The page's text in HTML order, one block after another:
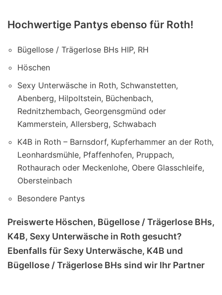
Hochwertige Pantys ebenso für Roth!
Bügellose / Trägerlose BHs HIP, RH
Höschen
Sexy Unterwäsche in Roth, Schwanstetten,
Abenberg, Hilpoltstein, Büchenbach,
Rednitzhembach, Georgensgmünd oder
Kammerstein, Allersberg, Schwabach
K4B in Roth – Barnsdorf, Kupferhammer an der Roth,
Leonhardsmühle, Pfaffenhofen, Pruppach,
Rothaurach oder Meckenlohe, Obere Glasschleife,
Obersteinbach
Besondere Pantys
Preiswerte Höschen, Bügellose / Trägerlose BHs,
K4B, Sexy Unterwäsche in Roth gesucht?
Ebenfalls für Sexy Unterwäsche, K4B und
Bügellose / Trägerlose BHs sind wir Ihr Partner